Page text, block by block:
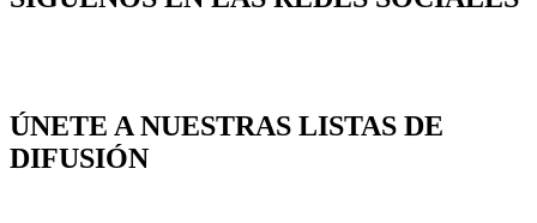
ÚNETE A NUESTRAS LISTAS DE
DIFUSIÓN